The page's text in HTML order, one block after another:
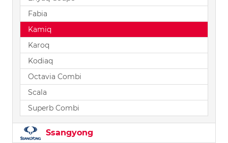
Fabia
Kamiq
Karoq
Kodiaq
Octavia Combi
Scala
Superb Combi
Ssangyong